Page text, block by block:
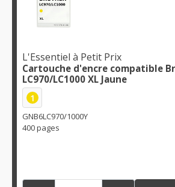
L'Essentiel à Petit Prix
Cartouche d'encre compatible
LC970/LC1000 XL Jaune
1
GNB6LC970/1000Y
400 pages